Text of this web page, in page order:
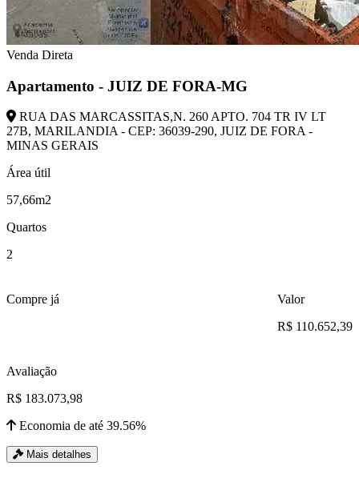
Venda Direta
Apartamento - JUIZ DE FORA-MG
RUA DAS MARCASSITAS,N. 260 APTO. 704 TR IV LT
27B, MARILANDIA - CEP: 36039-290, JUIZ DE FORA -
MINAS GERAIS
Área útil
57,66m2
Quartos
2
Compre já
Valor
R$ 110.652,39
Avaliação
R$ 183.073,98
Economia de até 39.56%
Mais detalhes